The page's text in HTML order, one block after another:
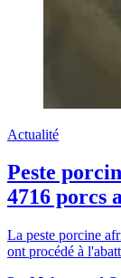
Actualité
Peste
4716 porcs
La peste porcine
ont procédé à